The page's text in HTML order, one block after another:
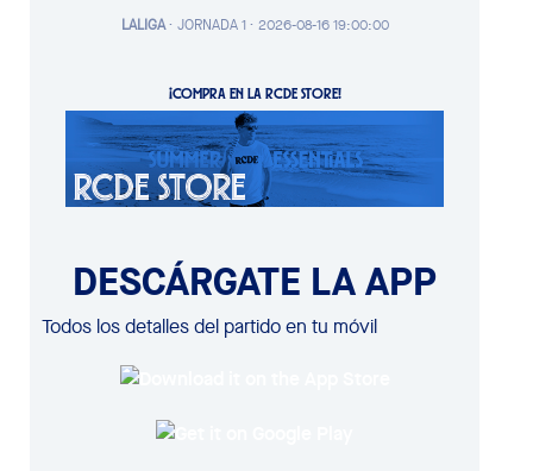
LALIGA· JORNADA 1 · 2026-08-16 19:00:00
¡COMPRA EN LA RCDE STORE!
DESCÁRGATE LA APP
Todos los detalles del partido en tu móvil